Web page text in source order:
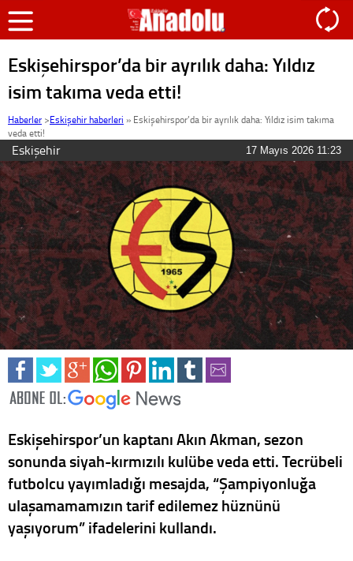
Eskişehirspor’da bir ayrılık daha: Yıldız
isim takıma veda etti!
Haberler >Eskişehir haberleri » Eskişehirspor’da bir ayrılık daha: Yıldız isim takıma
veda etti!
Eskişehir 17 Mayıs 2026 11:23
Eskişehirspor’un kaptanı Akın Akman, sezon
sonunda siyah-kırmızılı kulübe veda etti. Tecrübeli
futbolcu yayımladığı mesajda, “Şampiyonluğa
ulaşamamamızın tarif edilemez hüznünü
yaşıyorum” ifadelerini kullandı.